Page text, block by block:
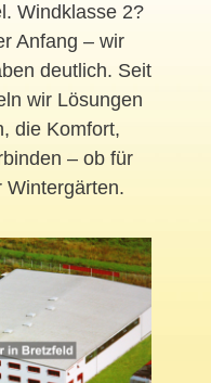
Windklasse 2?
Anfang – wir
deutlich. Seit
wir Lösungen
die Komfort,
– ob für
Wintergärten.